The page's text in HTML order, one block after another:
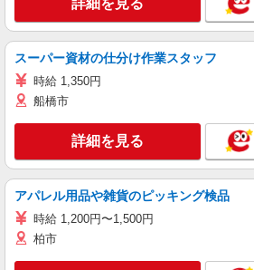
詳細を見る
スーパー資材の仕分け作業スタッフ
時給 1,350円
船橋市
詳細を見る
アパレル用品や雑貨のピッキング検品
時給 1,200円〜1,500円
柏市